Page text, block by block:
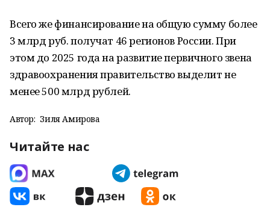
Всего же финансирование на общую сумму более
3 млрд руб. получат 46 регионов России. При
этом до 2025 года на развитие первичного звена
здравоохранения правительство выделит не
менее 500 млрд рублей.
Автор: Зиля Амирова
Читайте нас